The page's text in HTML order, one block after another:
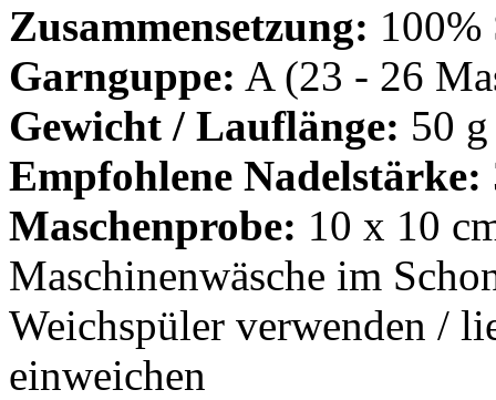
Zusammensetzung: 100%
Garnguppe: A (23 - 26
Gewicht / Lauflänge: 50
Empfohlene Nadelstärke:
Maschenprobe: 10 x 10
Maschinenwäsche im
Weichspüler verwenden /
einweichen